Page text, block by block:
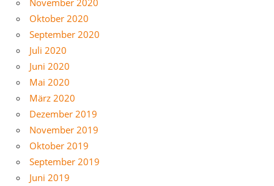
Oktober 2020
September 2020
Juli 2020
Juni 2020
Mai 2020
März 2020
Dezember 2019
November 2019
Oktober 2019
September 2019
Juni 2019